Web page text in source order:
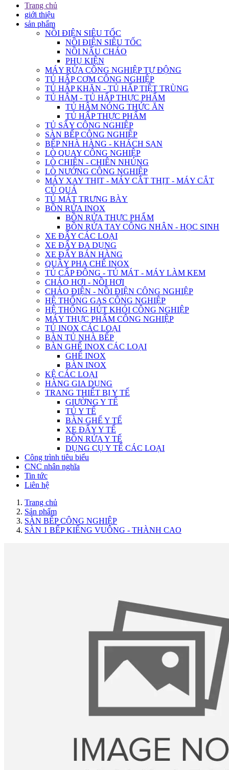
Trang chủ
giới thiệu
sản phẩm
NỒI ĐIỆN SIÊU TỐC
NỒI ĐIỆN SIÊU TỐC
NỒI NẤU CHÁO
PHỤ KIỆN
MÁY RỬA CÔNG NGHIỆP TỰ ĐỘNG
TỦ HẤP CƠM CÔNG NGHIỆP
TỦ HẤP KHĂN - TỦ HẤP TIỆT TRÙNG
TỦ HÂM - TỦ HẤP THỰC PHẨM
TỦ HÂM NÓNG THỨC ĂN
TỦ HẤP THỰC PHẨM
TỦ SẤY CÔNG NGHIỆP
SÀN BẾP CÔNG NGHIỆP
BẾP NHÀ HÀNG - KHÁCH SẠN
LÒ QUAY CÔNG NGHIỆP
LÒ CHIÊN - CHIÊN NHÚNG
LÒ NƯỚNG CÔNG NGHIỆP
MÁY XAY THỊT - MÁY CẮT THỊT - MÁY CẮT
CỦ QUẢ
TỦ MÁT TRƯNG BÀY
BỒN RỬA INOX
BỒN RỬA THỰC PHẨM
BỒN RỬA TAY CÔNG NHÂN - HỌC SINH
XE ĐẨY CÁC LOẠI
XE ĐẨY ĐA DỤNG
XE ĐẨY BÁN HÀNG
QUẦY PHA CHẾ INOX
TỦ CẤP ĐÔNG - TỦ MÁT - MÁY LÀM KEM
CHẢO HƠI - NỒI HƠI
CHẢO ĐIỆN - NỒI ĐIỆN CÔNG NGHIỆP
HỆ THỐNG GAS CÔNG NGHIỆP
HỆ THỐNG HÚT KHÓI CÔNG NGHIỆP
MÁY THỰC PHẨM CÔNG NGHIỆP
TỦ INOX CÁC LOẠI
BÀN TỦ NHÀ BẾP
BÀN GHẾ INOX CÁC LOẠI
GHẾ INOX
BÀN INOX
KỆ CÁC LOẠI
HÀNG GIA DỤNG
TRANG THIẾT BỊ Y TẾ
GIƯỜNG Y TẾ
TỦ Y TẾ
BÀN GHẾ Y TẾ
XE ĐẨY Y TẾ
BỒN RỬA Y TẾ
DỤNG CỤ Y TẾ CÁC LOẠI
Công trình tiêu biểu
CNC nhân nghĩa
Tin tức
Liên hệ
Trang chủ
Sản phẩm
SÀN BẾP CÔNG NGHIỆP
SÀN 1 BẾP KIẾNG VUÔNG - THÀNH CAO